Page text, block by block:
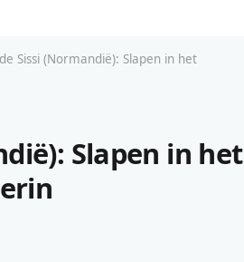
Sissi (Normandië): Slapen in het
Slapen in het